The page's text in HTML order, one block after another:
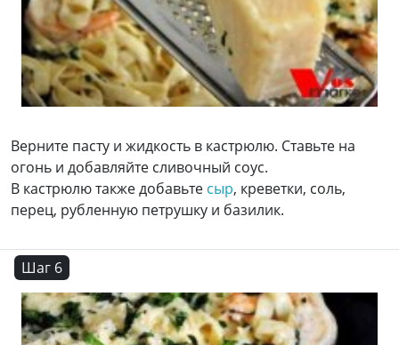
Верните пасту и жидкость в кастрюлю. Ставьте на
огонь и добавляйте сливочный соус.
В кастрюлю также добавьте сыр, креветки, соль,
перец, рубленную петрушку и базилик.
Шаг 6